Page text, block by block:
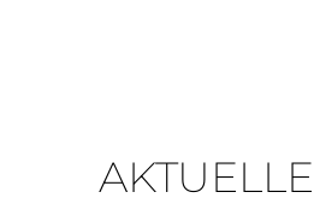
AKTUELLE